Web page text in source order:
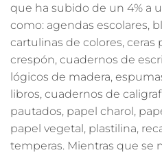
que ha subido de un 4% a
como: agendas escolares,
cartulinas de colores, ceras
crespón, cuadernos de
lógicos de madera,
libros, cuadernos de
pautados, papel charol,
papel vegetal, plastilina,
temperas. Mientras que se